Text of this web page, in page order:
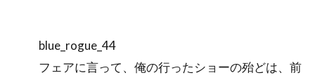
blue_rogue_44
フェアに言って、俺の行ったショーの殆どは、前